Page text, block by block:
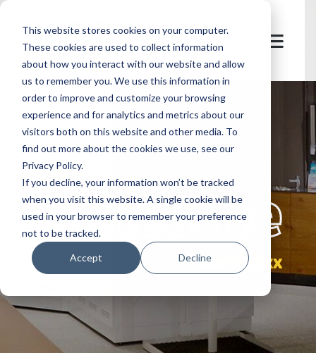
This website stores cookies on your computer.
These cookies are used to collect information
about how you interact with our website and allow
us to remember you. We use this information in
order to improve and customize your browsing
experience and for analytics and metrics about our
visitors both on this website and other media. To
find out more about the cookies we use, see our
Privacy Policy.
If you decline, your information won’t be tracked
when you visit this website. A single cookie will be
used in your browser to remember your preference
not to be tracked.
Accept Decline
let's
welcome
Rentmaxx